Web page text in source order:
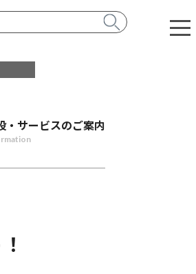
・サービスのご案内